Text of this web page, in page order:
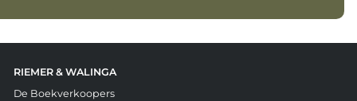
RIEMER & WALINGA
De Boekverkoopers